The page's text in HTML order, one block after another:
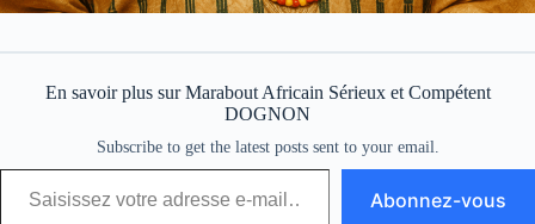
En savoir plus sur Marabout Africain Sérieux et Compétent
DOGNON
Subscribe to get the latest posts sent to your email.
Abonnez-vous